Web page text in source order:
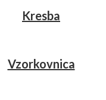
Kresba
Vzorkovnica